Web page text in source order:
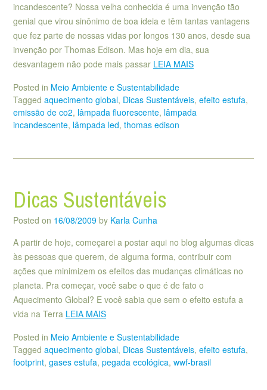
incandescente? Nossa velha conhecida é uma invenção tão
genial que virou sinônimo de boa ideia e têm tantas vantagens
que fez parte de nossas vidas por longos 130 anos, desde sua
invenção por Thomas Edison. Mas hoje em dia, sua
desvantagem não pode mais passar LEIA MAIS
Posted in Meio Ambiente e Sustentabilidade
Tagged aquecimento global, Dicas Sustentáveis, efeito estufa,
emissão de co2, lâmpada fluorescente, lâmpada
incandescente, lâmpada led, thomas edison
Dicas Sustentáveis
Posted on 16/08/2009 by Karla Cunha
A partir de hoje, começarei a postar aqui no blog algumas dicas
às pessoas que querem, de alguma forma, contribuir com
ações que minimizem os efeitos das mudanças climáticas no
planeta. Pra começar, você sabe o que é de fato o
Aquecimento Global? E você sabia que sem o efeito estufa a
vida na Terra LEIA MAIS
Posted in Meio Ambiente e Sustentabilidade
Tagged aquecimento global, Dicas Sustentáveis, efeito estufa,
footprint, gases estufa, pegada ecológica, wwf-brasil